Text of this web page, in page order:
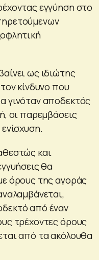
εγγύηση στο
ως ιδιώτης
κίνδυνο που
γινόταν αποδεκτός
οι παρεμβάσεις
και
θα
όρους της αγοράς
από έναν
τρέχοντες όρους
από τα ακόλουθα